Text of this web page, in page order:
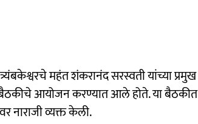
महंत शंकरानंद सरस्वती यांच्या प्रमुख
बैठकीचे आयोजन करण्यात आले होते. या बैठकीत
नाराजी व्यक्त केली.